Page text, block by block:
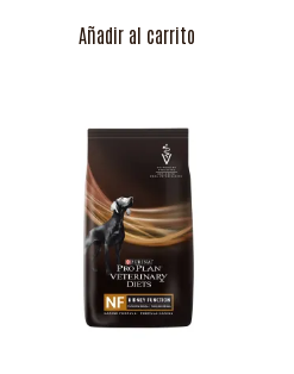
Añadir al carrito